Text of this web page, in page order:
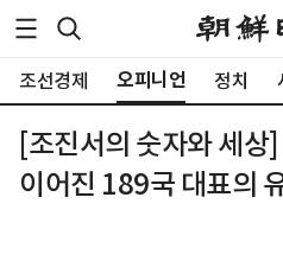
조선경제 오피니언 정치
[조진서의 숫자와 세
이어진 189국 대표의